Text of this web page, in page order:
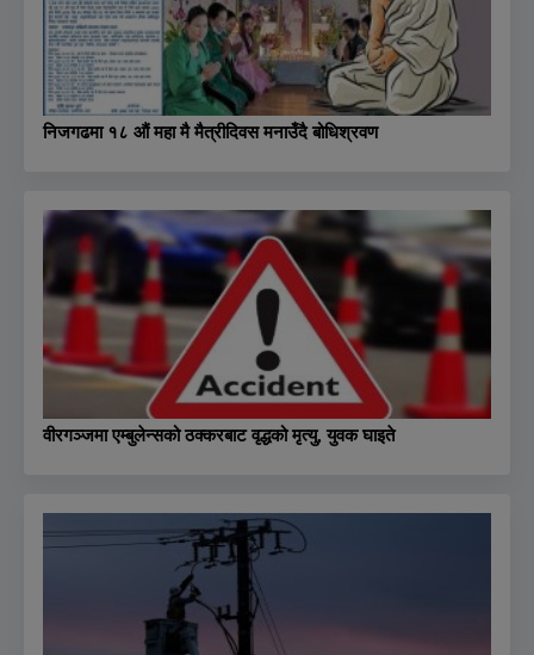
निजगढमा १८ औं महा मै मैत्रीदिवस मनाउँदै बोधिश्रवण
वीरगञ्जमा एम्बुलेन्सको ठक्करबाट वृद्धको मृत्यु, युवक घाइते